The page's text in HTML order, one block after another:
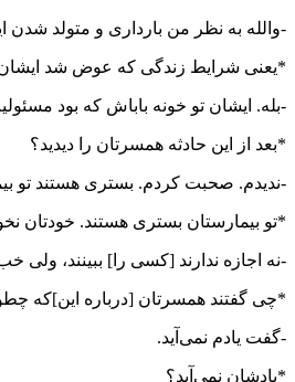
-والله به نظر من بارداری و متولد
*یعنی شرایط زندگی که عوض شد
-بله. ایشان تو خونه باباش که بود
*بعد از این حادثه همسرتان را دیدید؟
-ندیدم. صحبت کردم. بستری هستند تو
*تو بیمارستان بستری هستند. خودتان
-نه اجازه ندارند [کسی را] ببینند،
*چی گفتند همسرتان [درباره این]که
-گفت یادم نمی‌آید.
*یادشان نمی‌آید؟